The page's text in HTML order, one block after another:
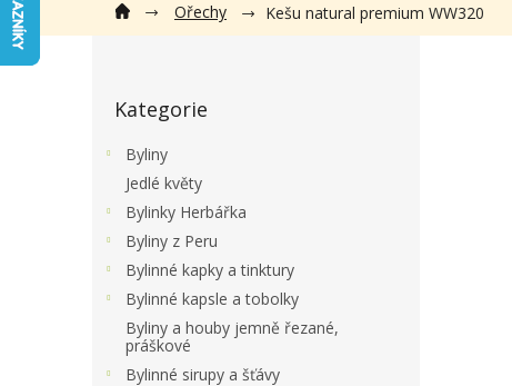
Ořechy Kešu natural premium WW320
kategorie
Kategorie
Byliny
Jedlé květy
Bylinky Herbářka
Byliny z Peru
Bylinné kapky a tinktury
Bylinné kapsle a tobolky
Byliny a houby jemně řezané,
práškové
Bylinné sirupy a šťávy